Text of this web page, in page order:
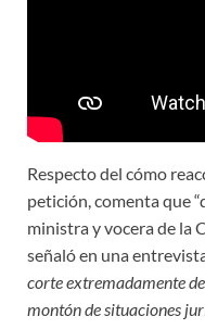
Respecto del cómo
petición, comenta que
ministra y vocera de la
señaló en una
corte extremadamente
montón de situaciones